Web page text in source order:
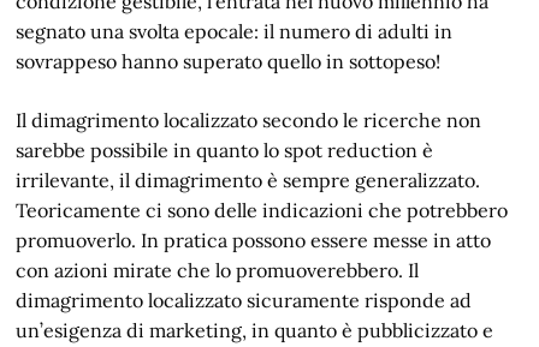
segnato una svolta epocale: il numero di adulti in
sovrappeso hanno superato quello in sottopeso!
Il dimagrimento localizzato secondo le ricerche non
sarebbe possibile in quanto lo spot reduction è
irrilevante, il dimagrimento è sempre generalizzato.
Teoricamente ci sono delle indicazioni che potrebbero
promuoverlo. In pratica possono essere messe in atto
con azioni mirate che lo promuoverebbero. Il
dimagrimento localizzato sicuramente risponde ad
un’esigenza di marketing, in quanto è pubblicizzato e